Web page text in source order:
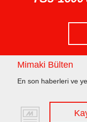
Mimaki Bülten
En son haberleri ve